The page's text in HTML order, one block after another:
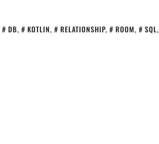
DB, KOTLIN, RELATIONSHIP, ROOM, SQL,